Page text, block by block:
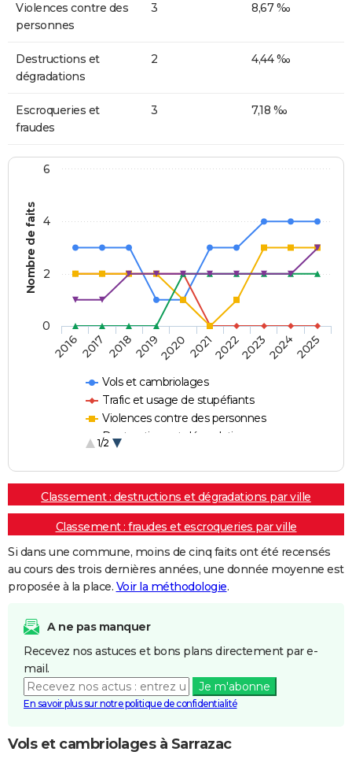
Violences contre des
personnes
3 8,67 ‰
Destructions et
dégradations
2 4,44 ‰
Escroqueries et
fraudes
3 7,18 ‰
Nombre de faits
Vols et cambriolages
Trafic et usage de stupéfiants
Violences contre des personnes
Destructions et dégradations
1/2
20162017 20182019202020212022202320242025
0
2
4
6
Classement : destructions et dégradations par ville
Classement : fraudes et escroqueries par ville
Si dans une commune, moins de cinq faits ont été recensés
au cours des trois dernières années, une donnée moyenne est
proposée à la place. Voir la méthodologie.
A ne pas manquer
Recevez nos astuces et bons plans directement par e-
mail.
Je m'abonne
En savoir plus sur notre politique de confidentialité
Vols et cambriolages à Sarrazac